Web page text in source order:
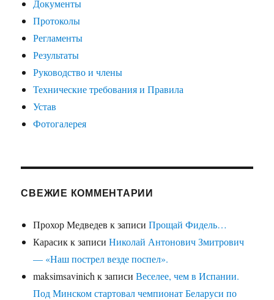
Документы
Протоколы
Регламенты
Результаты
Руководство и члены
Технические требования и Правила
Устав
Фотогалерея
СВЕЖИЕ КОММЕНТАРИИ
Прохор Медведев к записиПрощай Фидель…
Карасикк записиНиколай Антонович Змитрович
— «Наш пострел везде поспел».
maksimsavinich к записиВеселее, чем в Испании.
Под Минском стартовал чемпионат Беларуси по